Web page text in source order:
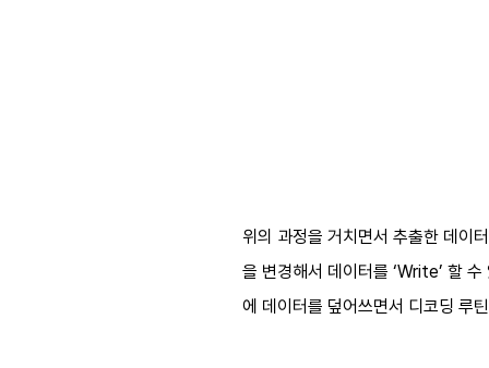
위의 과정을 거치면서 추출한 데
을 변경해서 데이터를 ‘Write’ 할
에 데이터를 덮어쓰면서 디코딩 루